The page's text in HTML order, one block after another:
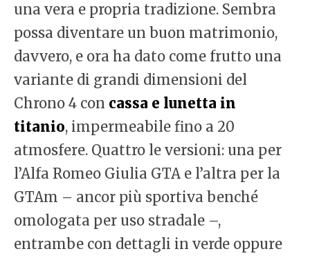
una vera e propria tradizione. Sembra
possa diventare un buon matrimonio,
davvero, e ora ha dato come frutto una
variante di grandi dimensioni del
Chrono 4 con cassa e lunetta in
titanio, impermeabile fino a 20
atmosfere. Quattro le versioni: una per
l’Alfa Romeo Giulia GTA e l’altra per la
GTAm – ancor più sportiva benché
omologata per uso stradale –,
entrambe con dettagli in verde oppure